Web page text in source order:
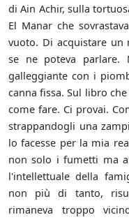
di Ain Achir, sulla
El Manar che
vuoto. Di acquistare un
se ne poteva
galleggiante con i
canna fissa. Sul libro
come fare. Ci provai.
strappandogli una
lo facesse per la mia
non solo i fumetti ma
l'intellettuale della
non più di tanto,
rimaneva troppo